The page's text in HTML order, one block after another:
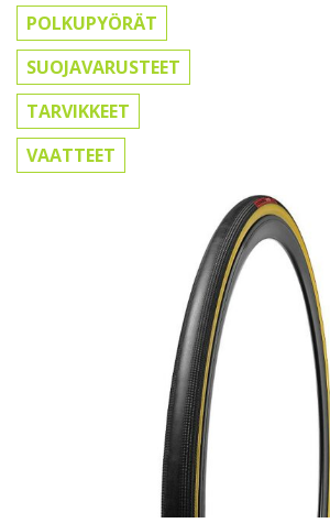
POLKUPYÖRÄT
SUOJAVARUSTEET
TARVIKKEET
VAATTEET